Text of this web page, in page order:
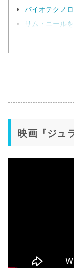
バイオテクノ
サム・ニール
映画『ジュ